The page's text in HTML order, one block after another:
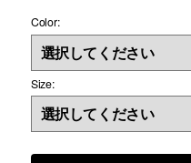
Color:
Size: